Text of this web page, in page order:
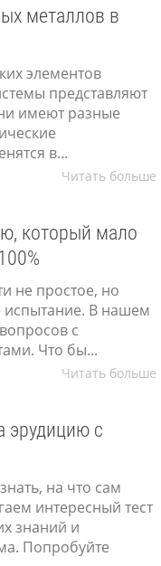
металлов в
элементов
представляют
имеют разные
в...
Читать больше
который мало
не простое, но
испытание. В нашем
с
Что бы...
Читать больше
эрудицию с
на что сам
интересный тест
знаний и
Попробуйте